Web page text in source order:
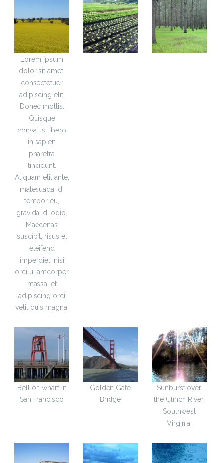
Lorem ipsum
dolor sit amet,
consectetuer
adipiscing elit.
Donec mollis.
Quisque
convallis libero
in sapien
pharetra
tincidunt.
Aliquam elit ante,
malesuada id,
tempor eu,
gravida id, odio.
Maecenas
suscipit, risus et
eleifend
imperdiet, nisi
orci ullamcorper
massa, et
adipiscing orci
velit quis magna.
Bell on wharf in
San Francisco
Golden Gate
Bridge
Sunburst over
the Clinch River,
Southwest
Virginia.